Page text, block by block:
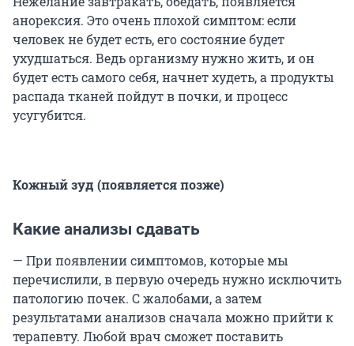
анорексия. Это очень плохой симптом: если
человек не будет есть, его состояние будет
ухудшаться. Ведь организму нужно жить, и он
будет есть самого себя, начнет худеть, а продукты
распада тканей пойдут в почки, и процесс
усугубится.
Кожный зуд (появляется позже)
Какие анализы сдавать
— При появлении симптомов, которые мы
перечислили, в первую очередь нужно исключить
патологию почек. С жалобами, а затем
результатами анализов сначала можно прийти к
терапевту. Любой врач сможет поставить